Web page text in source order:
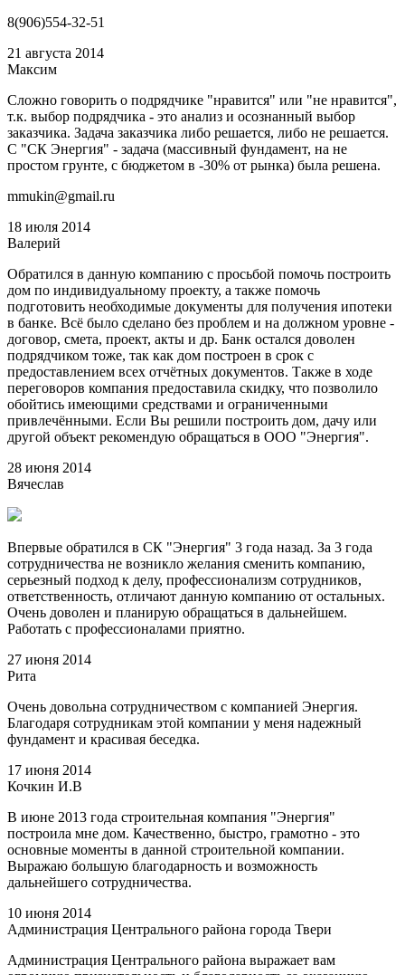
8(906)554-32-51
21 августа 2014
Максим
Сложно говорить о подрядчике "нравится" или "не нравится",
т.к. выбор подрядчика - это анализ и осознанный выбор
заказчика. Задача заказчика либо решается, либо не решается.
С "СК Энергия" - задача (массивный фундамент, на не
простом грунте, с бюджетом в -30% от рынка) была решена.
mmukin@gmail.ru
18 июля 2014
Валерий
Обратился в данную компанию с просьбой помочь построить
дом по индивидуальному проекту, а также помочь
подготовить необходимые документы для получения ипотеки
в банке. Всё было сделано без проблем и на должном уровне -
договор, смета, проект, акты и др. Банк остался доволен
подрядчиком тоже, так как дом построен в срок с
предоставлением всех отчётных документов. Также в ходе
переговоров компания предоставила скидку, что позволило
обойтись имеющими средствами и ограниченными
привлечёнными. Если Вы решили построить дом, дачу или
другой объект рекомендую обращаться в ООО "Энергия".
28 июня 2014
Вячеслав
Впервые обратился в СК "Энергия" 3 года назад. За 3 года
сотрудничества не возникло желания сменить компанию,
серьезный подход к делу, профессионализм сотрудников,
ответственность, отличают данную компанию от остальных.
Очень доволен и планирую обращаться в дальнейшем.
Работать с профессионалами приятно.
27 июня 2014
Рита
Очень довольна сотрудничеством с компанией Энергия.
Благодаря сотрудникам этой компании у меня надежный
фундамент и красивая беседка.
17 июня 2014
Кочкин И.В
В июне 2013 года строительная компания "Энергия"
построила мне дом. Качественно, быстро, грамотно - это
основные моменты в данной строительной компании.
Выражаю большую благодарность и возможность
дальнейшего сотрудничества.
10 июня 2014
Администрация Центрального района города Твери
Администрация Центрального района выражает вам